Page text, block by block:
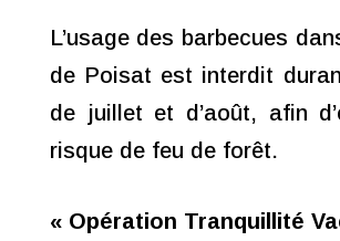
L’usage des barbecues
de Poisat est interdit
de juillet et d’août, afin
risque de feu de forêt.
« Opération Tranquillité